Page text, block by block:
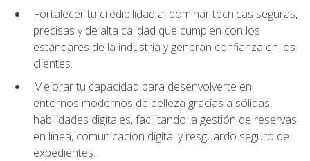
Fortalecer tu credibilidad al dominar técnicas seguras,
precisas y de alta calidad que cumplen con los
estándares de la industria y generan confianza en los
clientes.
Mejorar tu capacidad para desenvolverte en
entornos modernos de belleza gracias a sólidas
habilidades digitales, facilitando la gestión de reservas
en línea, comunicación digital y resguardo seguro de
expedientes.